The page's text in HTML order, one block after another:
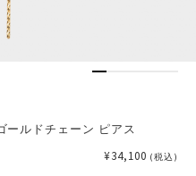
ールドチェーン ピアス
¥34,100 (税込)